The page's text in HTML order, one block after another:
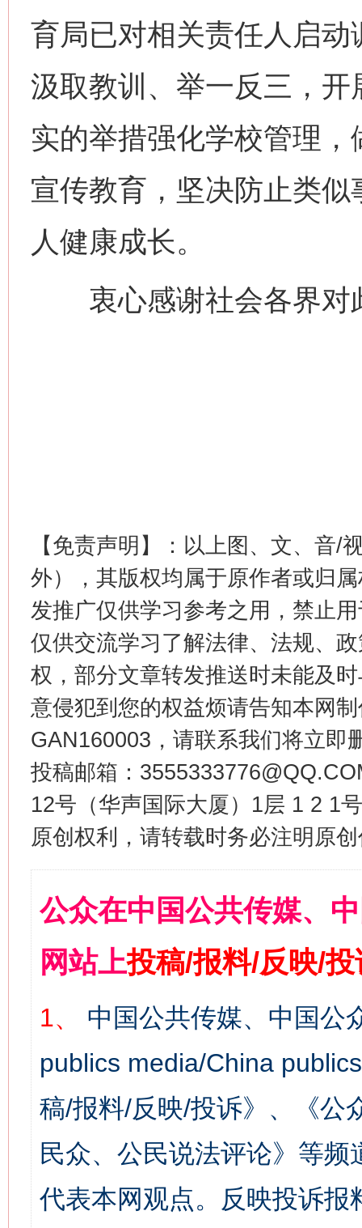
育局已对相关责任人启
汲取教训、举一反三，
实的举措强化学校管理
宣传教育，坚决防止类
人健康成长。
衷心感谢社会各界对
【免责声明】：以上图、文、音/
外），其版权均属于原作者或归
发推广仅供学习参考之用，禁止
仅供交流学习了解法律、法规、
权，部分文章转发推送时未能及
意侵犯到您的权益烦请告知本网
GAN160003，请联系我们将立即
投稿邮箱：
12号（华声国际大厦）1层 1 2 1
原创权利，请转载时务必注明原
公众在中国公共传媒、
网站上投稿/报料/反映/
1、
中国公共传媒、中国公
publics media/China
稿/报料/反映/投诉》、《公
民众、公民说法评论》等
代表本网观点。反映投诉